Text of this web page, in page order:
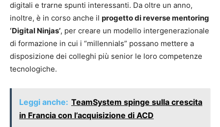
digitali e trarne spunti interessanti. Da oltre un anno,
inoltre, è in corso anche il progetto di reverse mentoring
‘Digital Ninjas’, per creare un modello intergenerazionale
di formazione in cui i “millennials” possano mettere a
disposizione dei colleghi più senior le loro competenze
tecnologiche.
Leggi anche: TeamSystem spinge sulla crescita
in Francia con l’acquisizione di ACD